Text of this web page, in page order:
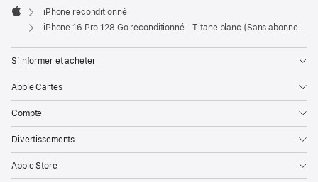
Apple
iPhone reconditionné
iPhone 16 Pro 128 Go reconditionné - Titane blanc (Sans abonnement)
S’informer et acheter
Apple Cartes
Compte
Divertissements
Apple Store